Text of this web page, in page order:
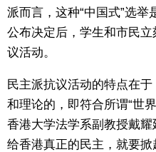
派而言，这种“中国式”选
公布决定后，学生和市民
议活动。
民主派抗议活动的特点在
和理论的，即符合所谓“世
香港大学法学系副教授戴
给香港真正的民主，就要掀